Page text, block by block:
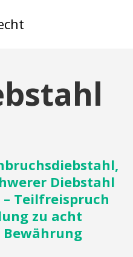
Diebstahl
Teilfreispruch
zu acht